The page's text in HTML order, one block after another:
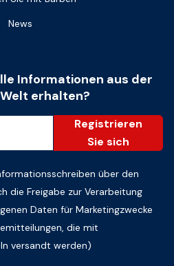
News
Informationen aus der
erhalten?
Registrieren
Sie sich
über den
die Freigabe zur Verarbeitung
Daten für Marketingzwecke
die mit
versandt werden)